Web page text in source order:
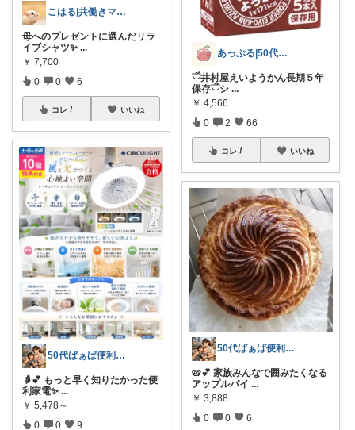
こはる|共働きママのお助け&癒しアイテム
母へのプレゼントに選んだリラ
イブシャツ✨ ...
￥ 7,700
0 0 6
コレ いいね
50代ばぁば便利ROOM
👵💕 もっと早く知りたかった便
利家電✨ ...
￥ 5,478～
0 0 9
あっぷる|50代新人保育士のおすすめ🍎
𓎩井村屋えいようかん長期５年
保存𓎩 ​シ ...
￥ 4,566
0 2 66
コレ いいね
50代ばぁば便利ROOM
🥧💕 家族みんなで囲みたくなる
アップルパイ ...
￥ 3,888
0 0 6